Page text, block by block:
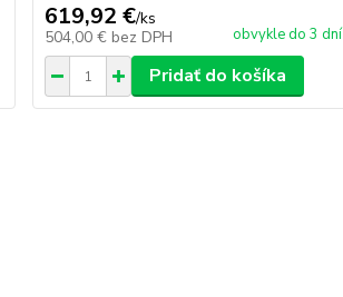
619,92 €/ks
504,00 € bez DPH obvykle do 3 dní
Pridať do košíka